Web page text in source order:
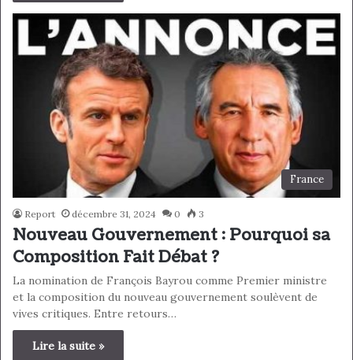
France
Report décembre 31, 2024 0 3
Nouveau Gouvernement : Pourquoi sa
Composition Fait Débat ?
La nomination de François Bayrou comme Premier ministre
et la composition du nouveau gouvernement soulèvent de
vives critiques. Entre retours…
Lire la suite »